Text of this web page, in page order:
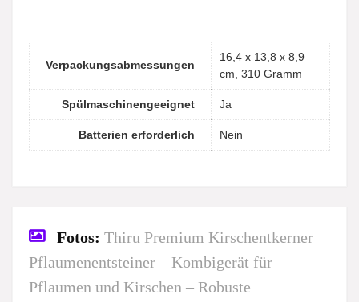
Verpackungsabmessungen
‎16,4 x 13,8 x 8,9
cm, 310 Gramm
Spülmaschinengeeignet ‎Ja
Batterien erforderlich ‎Nein
Fotos: Thiru Premium Kirschentkerner
Pflaumenentsteiner – Kombigerät für
Pflaumen und Kirschen – Robuste